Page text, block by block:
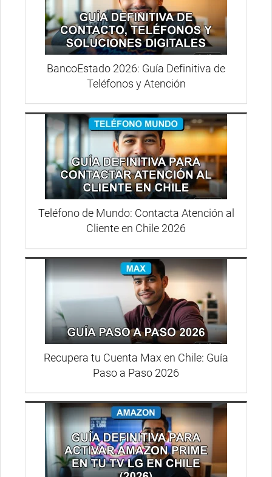
BancoEstado 2026: Guía Definitiva de
Teléfonos y Atención
Teléfono de Mundo: Contacta Atención al
Cliente en Chile 2026
Recupera tu Cuenta Max en Chile: Guía
Paso a Paso 2026